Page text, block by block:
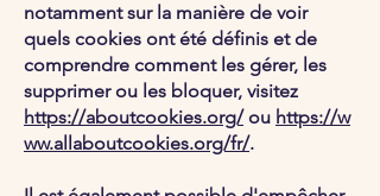
notamment sur la manière de voir
quels cookies ont été définis et de
comprendre comment les gérer, les
supprimer ou les bloquer, visitez
https://aboutcookies.org/ ou https://w
ww.allaboutcookies.org/fr/.